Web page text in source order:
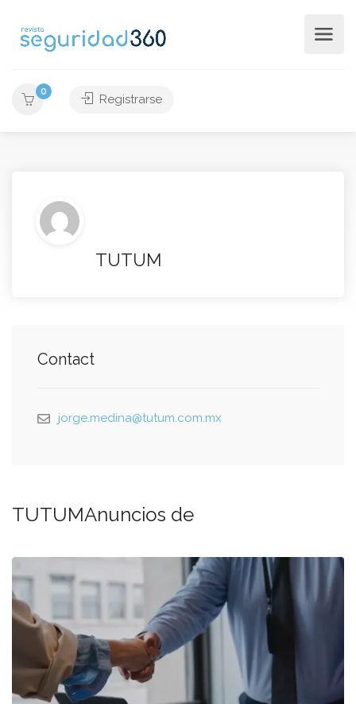
0
Registrarse
TUTUM
Contact
jorge.medina@tutum.com.mx
TUTUMAnuncios de